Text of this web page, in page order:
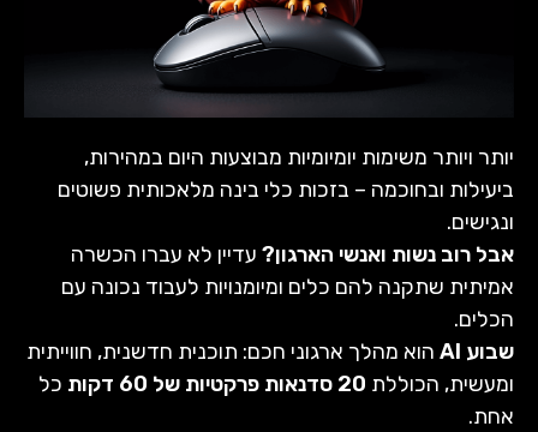
יותר ויותר משימות יומיומיות מבוצעות היום במהירות,
ביעילות ובחוכמה – בזכות כלי בינה מלאכותית פשוטים
ונגישים.
אבל רוב נשות ואנשי הארגון?עדיין לא עברו הכשרה
אמיתית שתקנה להם כלים ומיומנויות לעבוד נכונה עם
הכלים.
שבוע AI
הוא מהלך ארגוני חכם: תוכנית חדשנית, חווייתית
ומעשית, הכוללת20 סדנאות פרקטיות של 60 דקות
כל
אחת.